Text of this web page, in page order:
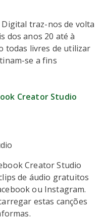
traz-nos de volta
dos anos 20 até à
todas livres de utilizar
se a fins
Creator Studio
Creator Studio
de áudio gratuitos
ou Instagram.
estas canções